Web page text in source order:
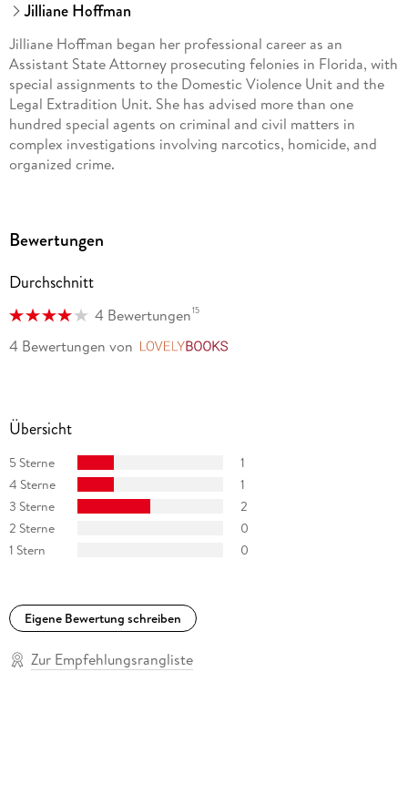
Jilliane Hoffman
Jilliane Hoffman began her professional career as an
Assistant State Attorney prosecuting felonies in Florida, with
special assignments to the Domestic Violence Unit and the
Legal Extradition Unit. She has advised more than one
hundred special agents on criminal and civil matters in
complex investigations involving narcotics, homicide, and
organized crime.
Originally from Long Island, New York, she presently resides
Bewertungen
Durchschnitt
4 Bewertungen15
4 Bewertungen von
Übersicht
5 Sterne
1
4 Sterne
1
3 Sterne
2
2 Sterne
0
1 Stern
0
Eigene Bewertung schreiben
Zur Empfehlungsrangliste